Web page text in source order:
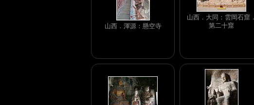
山西．渾源：懸空寺
山西．大同：雲岡石窟．
第二十窟